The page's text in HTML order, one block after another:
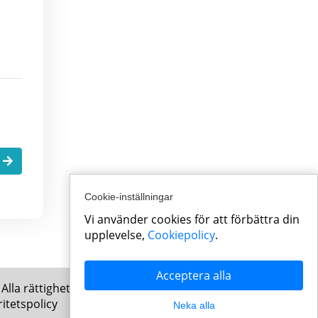
Alla rättigheter förbehållna
Cookie-inställningar
Vi använder cookies för att förbättra din
upplevelse, Cookiepolicy.
Acceptera alla
Neka alla